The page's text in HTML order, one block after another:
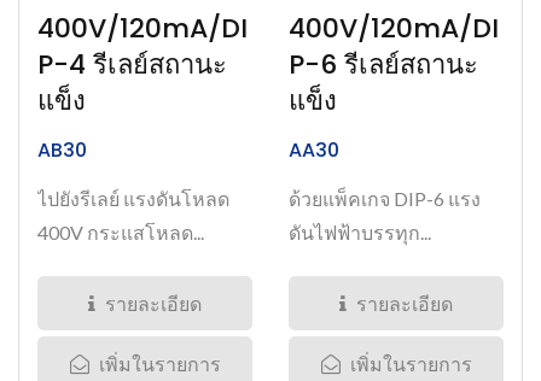
400V/120mA/DI
P-4 รีเลย์สถานะ
แข็ง
AB30
ไปยังรีเลย์ แรงดันโหลด
400V กระแสโหลด...
รายละเอียด
เพิ่มในรายการ
400V/120mA/DI
P-6 รีเลย์สถานะ
แข็ง
AA30
ด้วยแพ็คเกจ DIP-6 แรง
ดันไฟฟ้าบรรทุก...
รายละเอียด
เพิ่มในรายการ